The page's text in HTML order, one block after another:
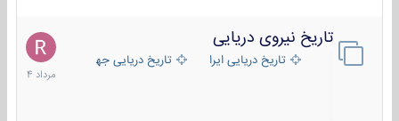
تاریخ نیروی دریایی
تاریخ دریایی ایران تاریخ دریایی جهان
16
مرداد
1404